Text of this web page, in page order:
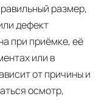
размер,
дефект
при приёмке, её
или в
от причины и
осмотр,